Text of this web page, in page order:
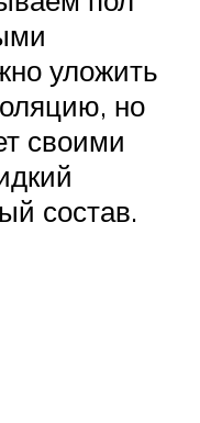
уложить
но
своими
состав.